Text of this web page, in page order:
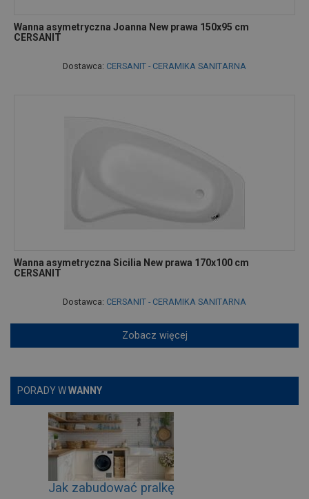
Wanna asymetryczna Joanna New prawa 150x95 cm
CERSANIT
Dostawca: CERSANIT - CERAMIKA SANITARNA
Wanna asymetryczna Sicilia New prawa 170x100 cm
CERSANIT
Dostawca: CERSANIT - CERAMIKA SANITARNA
Zobacz więcej
PORADY WWANNY
Jak zabudować pralkę